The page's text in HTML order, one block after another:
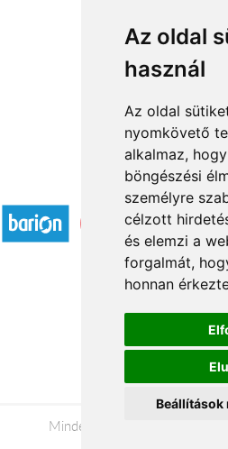
Az oldal
használ
Az oldal
nyomkövető
alkalmaz,
böngészési
személyre
célzott
és elemzi a
forgalmát,
honnan
Beállítások
1 2
Elfogadott
Á.SZ.F.
Adatkezelési
Minden jog fenntartva © 2026